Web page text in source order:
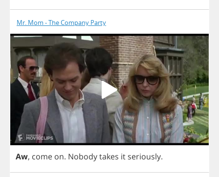
Mr. Mom - The Company Party
Aw, come on. Nobodytakes it seriously.